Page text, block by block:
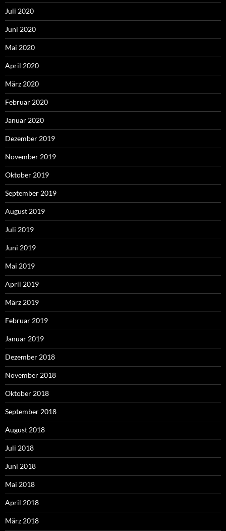
Juli 2020
Juni 2020
Mai 2020
April 2020
März 2020
Februar 2020
Januar 2020
Dezember 2019
November 2019
Oktober 2019
September 2019
August 2019
Juli 2019
Juni 2019
Mai 2019
April 2019
März 2019
Februar 2019
Januar 2019
Dezember 2018
November 2018
Oktober 2018
September 2018
August 2018
Juli 2018
Juni 2018
Mai 2018
April 2018
März 2018